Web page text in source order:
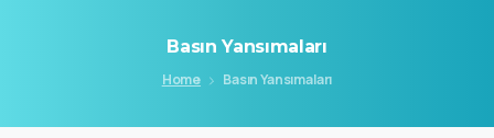
Basın Yansımaları
Home Basın Yansımaları